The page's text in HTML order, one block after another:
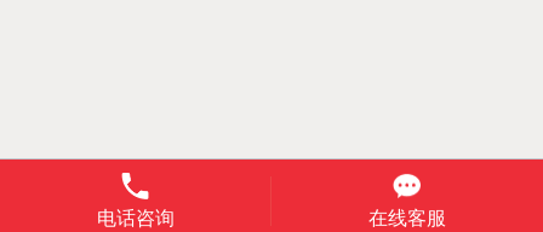
电话咨询 在线客服